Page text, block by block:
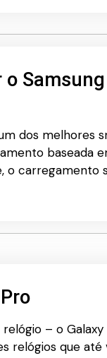
dos melhores
baseada
o carregamento
– o
relógios que até